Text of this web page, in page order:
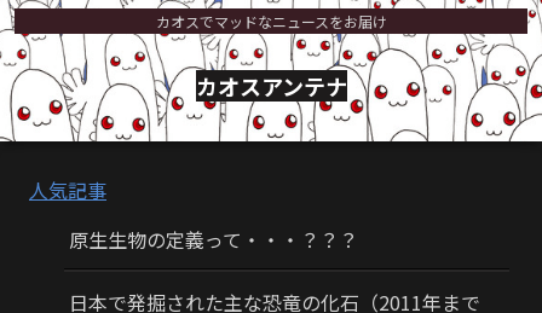
カオスでマッドなニュースをお届け
カオスアンテナ
人気記事
原生生物の定義って・・・？？？
日本で発掘された主な恐竜の化石（2011年まで